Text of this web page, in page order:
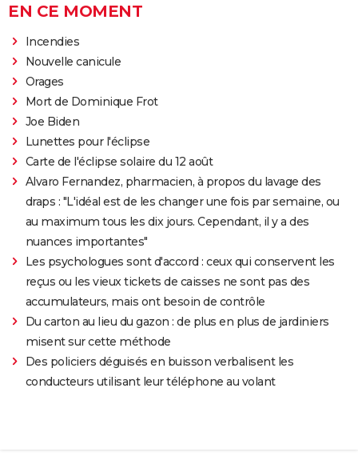
EN CE MOMENT
Incendies
Nouvelle canicule
Orages
Mort de Dominique Frot
Joe Biden
Lunettes pour l'éclipse
Carte de l'éclipse solaire du 12 août
Alvaro Fernandez, pharmacien, à propos du lavage des
draps : "L'idéal est de les changer une fois par semaine, ou
au maximum tous les dix jours. Cependant, il y a des
nuances importantes"
Les psychologues sont d'accord : ceux qui conservent les
reçus ou les vieux tickets de caisses ne sont pas des
accumulateurs, mais ont besoin de contrôle
Du carton au lieu du gazon : de plus en plus de jardiniers
misent sur cette méthode
Des policiers déguisés en buisson verbalisent les
conducteurs utilisant leur téléphone au volant